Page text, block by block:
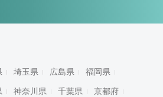
埼玉県 広島県 福岡県
神奈川県 千葉県 京都府